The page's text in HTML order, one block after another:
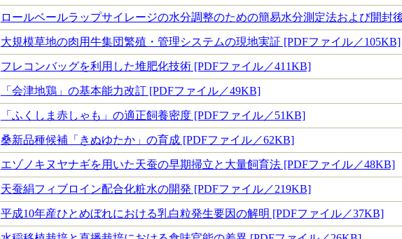
ロールベールラップサイレージの水分調整のための簡易水分測定法および開封
大規模草地の肉用牛集団繁殖・管理システムの現地実証 [PDFファイル／105KB]
フレコンバッグを利用した堆肥化技術 [PDFファイル／411KB]
「会津地鶏」の基本能力改訂 [PDFファイル／49KB]
「ふくしま赤しゃも」の適正飼養密度 [PDFファイル／51KB]
桑新品種候補「きぬゆたか」の育成 [PDFファイル／62KB]
エゾノキヌヤナギを用いた天蚕の早期掃立と大量飼育法 [PDFファイル／48KB]
天蚕絹フィブロイン配合化粧水の開発 [PDFファイル／219KB]
平成10年産ひとめぼれにおける乳白粒発生要因の解明 [PDFファイル／37KB]